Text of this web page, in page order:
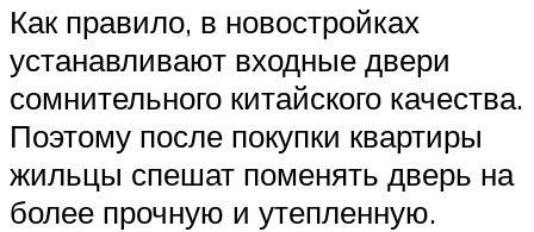
Как правило, в новостройках
устанавливают входные двери
сомнительного китайского качества.
Поэтому после покупки квартиры
жильцы спешат поменять дверь на
более прочную и утепленную.